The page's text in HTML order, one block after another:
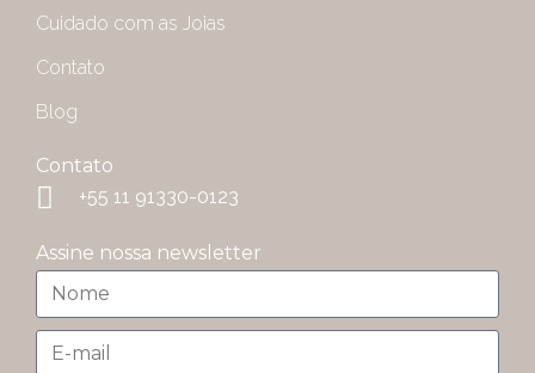
Cuidado com as Joias
Contato
Blog
Contato
+55 11 91330-0123
Assine nossa newsletter